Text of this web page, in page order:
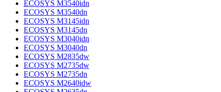
ECOSYS M3540idn
ECOSYS M3540dn
ECOSYS M3145idn
ECOSYS M3145dn
ECOSYS M3040idn
ECOSYS M3040dn
ECOSYS M2835dw
ECOSYS M2735dw
ECOSYS M2735dn
ECOSYS M2640idw